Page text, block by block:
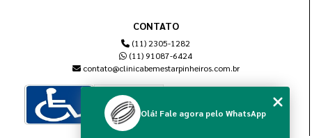
CONTATO
(11) 2305-1282
(11) 91087-6424
contato@clinicabemestarpinheiros.com.br
Olá! Fale agora pelo WhatsApp